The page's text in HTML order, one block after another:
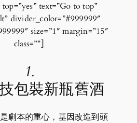
text=”Go to top”
divider_color=”#999999″
size=”1″ margin=”15″
class=””]
1.
包裝新瓶舊酒
劇本的重心，基因改造到頭